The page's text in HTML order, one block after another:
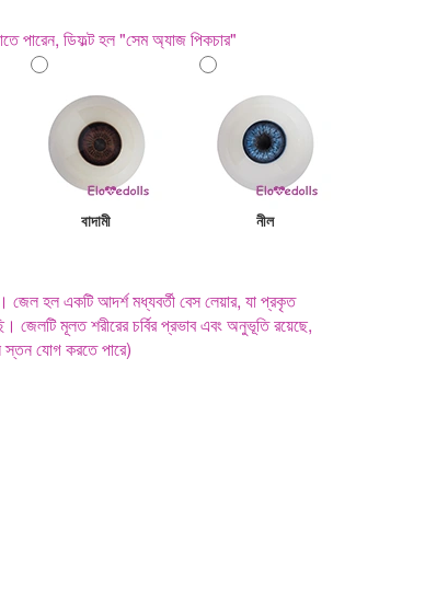
পারেন, ডিফল্ট হল "সেম অ্যাজ পিকচার"
বাদামী নীল
হল একটি আদর্শ মধ্যবর্তী বেস লেয়ার, যা প্রকৃত
জেলটি মূলত শরীরের চর্বির প্রভাব এবং অনুভূতি রয়েছে,
যোগ করতে পারে)